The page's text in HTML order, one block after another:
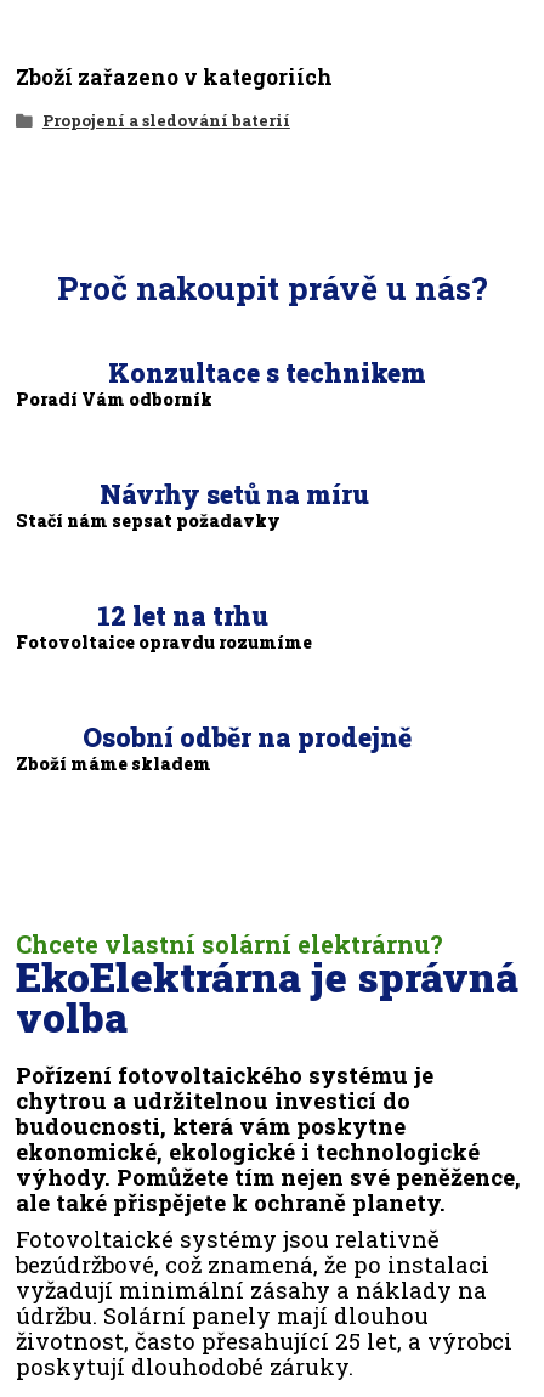
Zboží zařazeno v kategoriích
Propojení a sledování baterií
Proč nakoupit právě u nás?
Konzultace s technikem
Poradí Vám odborník
Návrhy setů na míru
Stačí nám sepsat požadavky
12 let na trhu
Fotovoltaice opravdu rozumíme
Osobní odběr na prodejně
Zboží máme skladem
Chcete vlastní solární elektrárnu?
EkoElektrárna je správná
volba
Pořízení fotovoltaického systému je
chytrou a udržitelnou investicí do
budoucnosti, která vám poskytne
ekonomické, ekologické i technologické
výhody. Pomůžete tím nejen své peněžence,
ale také přispějete k ochraně planety.
Fotovoltaické systémy jsou relativně
bezúdržbové, což znamená, že po instalaci
vyžadují minimální zásahy a náklady na
údržbu. Solární panely mají dlouhou
životnost, často přesahující 25 let, a výrobci
poskytují dlouhodobé záruky.